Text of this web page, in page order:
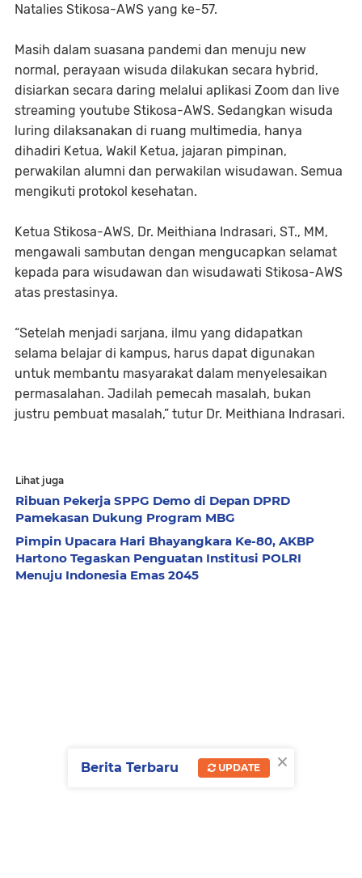
Natalies Stikosa-AWS yang ke-57.
Masih dalam suasana pandemi dan menuju new
normal, perayaan wisuda dilakukan secara hybrid,
disiarkan secara daring melalui aplikasi Zoom dan live
streaming youtube Stikosa-AWS. Sedangkan wisuda
luring dilaksanakan di ruang multimedia, hanya
dihadiri Ketua, Wakil Ketua, jajaran pimpinan,
perwakilan alumni dan perwakilan wisudawan. Semua
mengikuti protokol kesehatan.
Ketua Stikosa-AWS, Dr. Meithiana Indrasari, ST., MM,
mengawali sambutan dengan mengucapkan selamat
kepada para wisudawan dan wisudawati Stikosa-AWS
atas prestasinya.
“Setelah menjadi sarjana, ilmu yang didapatkan
selama belajar di kampus, harus dapat digunakan
untuk membantu masyarakat dalam menyelesaikan
permasalahan. Jadilah pemecah masalah, bukan
justru pembuat masalah,” tutur Dr. Meithiana Indrasari.
Lihat juga
Ribuan Pekerja SPPG Demo di Depan DPRD
Pamekasan Dukung Program MBG
Pimpin Upacara Hari Bhayangkara Ke-80, AKBP
Hartono Tegaskan Penguatan Institusi POLRI
Menuju Indonesia Emas 2045
×
Berita Terbaru UPDATE